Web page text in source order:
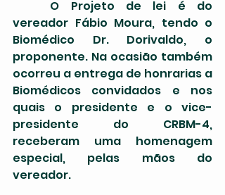
vereador Fábio Moura, tendo o
Biomédico Dr. Dorivaldo, o
proponente. Na ocasião também
ocorreu a entrega de honrarias a
Biomédicos convidados e nos
quais o presidente e o vice-
presidente do CRBM-4,
receberam uma homenagem
especial, pelas mãos do
vereador.